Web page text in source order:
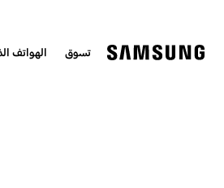
تسوق الهواتف